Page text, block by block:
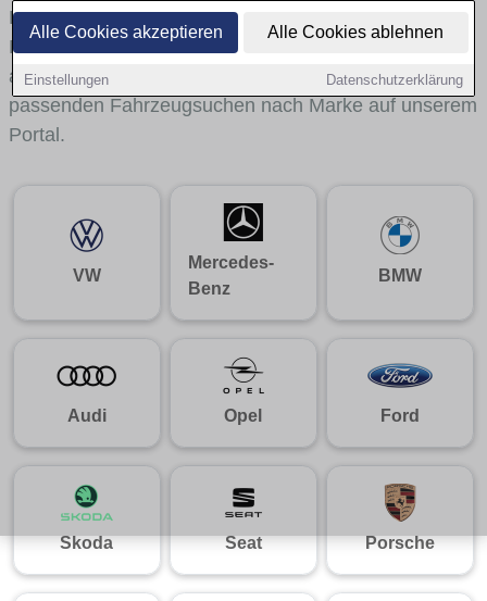
Alle Cookies akzeptieren Alle Cookies ablehnen
Einstellungen Datenschutzerklärung
Fahrzeugklassen sie abdecken und wie sich die
Modellwelten unterscheiden. Von den Markenportraits
aus gelangst du mit internen Links bequem zu den
passenden Fahrzeugsuchen nach Marke auf unserem
Portal.
VW
Mercedes-
Benz
BMW
Audi Opel Ford
Skoda Seat Porsche